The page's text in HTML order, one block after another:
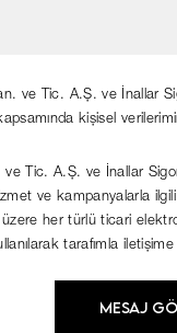
ve Tic. A.Ş. ve İnallar
kişisel
Tic. A.Ş. ve İnallar
ve kampanyalarla
her türlü ticari
tarafımla
MESAJ